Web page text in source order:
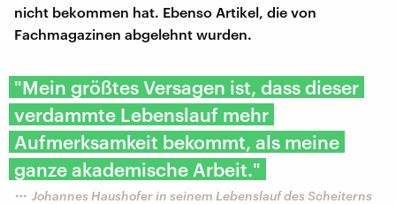
nicht bekommen hat. Ebenso Artikel, die von
Fachmagazinen abgelehnt wurden.
"Mein größtes Versagen ist, dass dieser
verdammte Lebenslauf mehr
Aufmerksamkeit bekommt, als meine
ganze akademische Arbeit."
Johannes Haushofer in seinem Lebenslauf des Scheiterns